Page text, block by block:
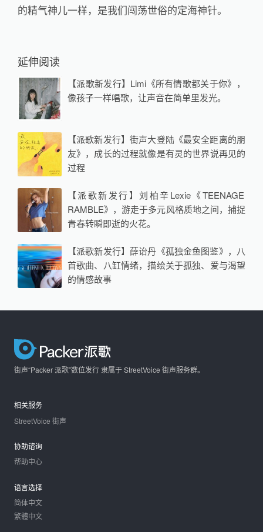
的精气神儿一样，是我们闯荡世俗的定海神针。
延伸阅读
【派歌新发行】Limi《所有情歌都关于你》，
像孩子一样唱歌，让声音在简单里发光。
【派歌新发行】街声大登陆《最安全距离的朋
友》，成长的过程就像是有灵的世界说再见的
过程
【派歌新发行】刘柏辛Lexie《TEENAGE
RAMBLE》，游走于多元风格质地之间，捕捉
青春转瞬即逝的火花。
【派歌新发行】薛诒丹《孤独金鱼图鉴》，八
首歌曲、八缸情绪，描绘关于孤独、爱与渴望
的情感故事
街声“Packer 派歌”数位发行 隶属于 StreetVoice 街声服务群。
相关服务
StreetVoice 街声
协助谘询
帮助中心
语言选择
简体中文
繁體中文